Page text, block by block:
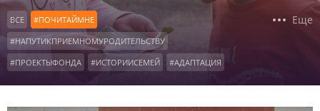
ВСЕ
#ПОЧИТАЙМНЕ
#НАПУТИКПРИЕМНОМУРОДИТЕЛЬСТВУ
#ПРОЕКТЫФОНДА
#ИСТОРИИСЕМЕЙ
#АДАПТАЦИЯ
#ВОСПИТАНИЕ
#ПОДРОСТКИ
#ДЕТСКИЕДОМА
#КОНСУЛЬТАЦИИРОДИТЕЛЕЙ
#ОСОБЫЕДЕТИ
Еще